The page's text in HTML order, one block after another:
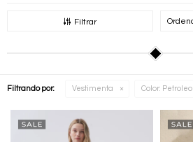
Filtrar
Filtrando por: Vestimenta Color: Petroleo